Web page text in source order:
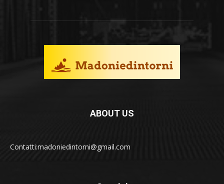
ABOUT US
Contatti:madoniedintorni@gmail.com